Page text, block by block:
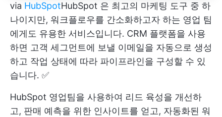
via HubSpotHubSpot 은 최고의 마케팅 도구 중 하
나이지만, 워크플로우를 간소화하고자 하는 영업 팀
에게도 유용한 서비스입니다. CRM 플랫폼을 사용
하면 고객 세그먼트에 보낼 이메일을 자동으로 생성
하고 작업 상태에 따라 파이프라인을 구성할 수 있
습니다. ✅
HubSpot 영업팀을 사용하여 리드 육성을 개선하
고, 판매 예측을 위한 인사이트를 얻고, 자동화된 워